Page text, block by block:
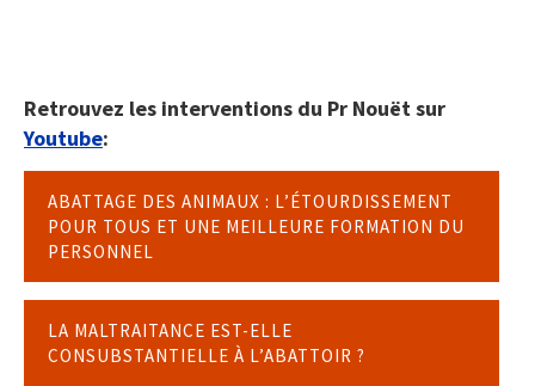
Retrouvez les interventions du Pr Nouët sur
Youtube:
ABATTAGE DES ANIMAUX : L’ÉTOURDISSEMENT
POUR TOUS ET UNE MEILLEURE FORMATION DU
PERSONNEL
LA MALTRAITANCE EST-ELLE
CONSUBSTANTIELLE À L’ABATTOIR ?